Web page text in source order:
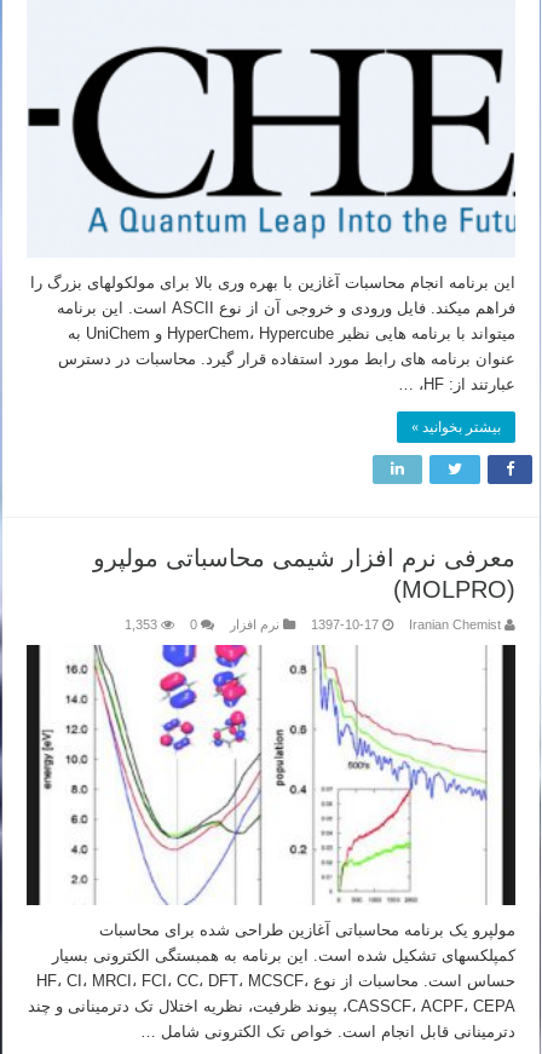
این برنامه انجام محاسبات آغازین با بهره وری بالا برای مولکولهای بزرگ را
فراهم میکند. فایل ورودی و خروجی آن از نوع ASCII است. این برنامه
میتواند با برنامه هایی نظیر HyperChem، Hypercube و UniChem به
عنوان برنامه های رابط مورد استفاده قرار گیرد. محاسبات در دسترس
عبارتند از: HF، …
بیشتر بخوانید »
معرفی نرم افزار شیمی محاسباتی مولپرو
(MOLPRO)
Iranian Chemist
1397-10-17 نرم افزار 0
1,353
مولپرو یک برنامه محاسباتی آغازین طراحی شده برای محاسبات
کمپلکسهای تشکیل شده است. این برنامه به همبستگی الکترونی بسیار
حساس است. محاسبات از نوع HF، CI، MRCI، FCI، CC، DFT، MCSCF،
CASSCF، ACPF، CEPA، پیوند ظرفیت، نظریه اختلال تک دترمینانی و چند
دترمینانی قابل انجام است. خواص تک الکترونی شامل …